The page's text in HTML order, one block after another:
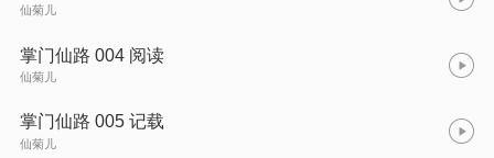
仙菊儿
掌门仙路 004 阅读
仙菊儿
掌门仙路 005 记载
仙菊儿